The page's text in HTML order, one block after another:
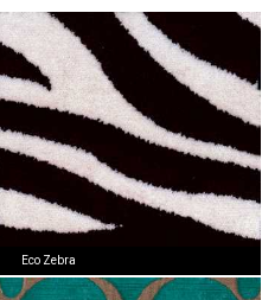
Eco Zebra